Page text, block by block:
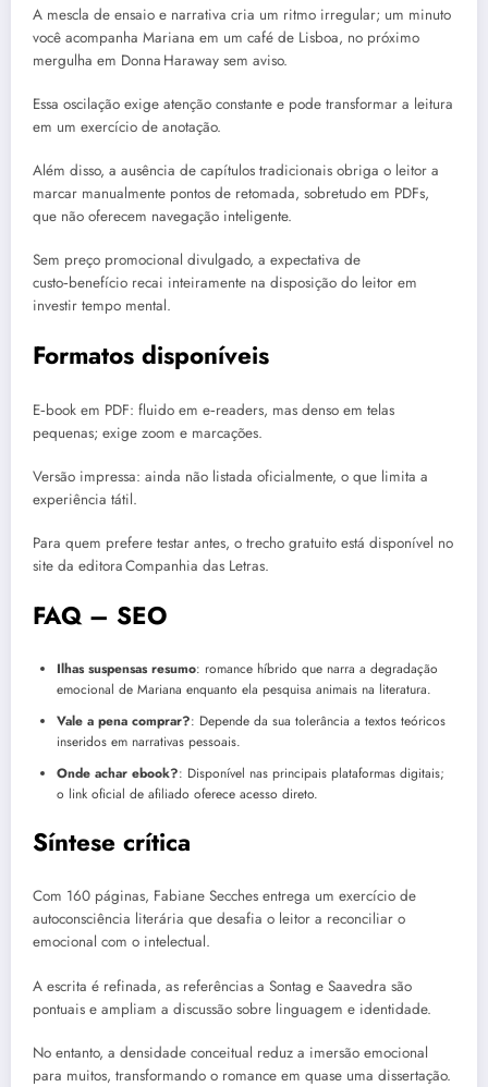
A mescla de ensaio e narrativa cria um ritmo irregular; um minuto
você acompanha Mariana em um café de Lisboa, no próximo
mergulha em Donna Haraway sem aviso.
Essa oscilação exige atenção constante e pode transformar a leitura
em um exercício de anotação.
Além disso, a ausência de capítulos tradicionais obriga o leitor a
marcar manualmente pontos de retomada, sobretudo em PDFs,
que não oferecem navegação inteligente.
Sem preço promocional divulgado, a expectativa de
custo‑benefício recai inteiramente na disposição do leitor em
investir tempo mental.
Formatos disponíveis
E‑book em PDF: fluido em e‑readers, mas denso em telas
pequenas; exige zoom e marcações.
Versão impressa: ainda não listada oficialmente, o que limita a
experiência tátil.
Para quem prefere testar antes, o trecho gratuito está disponível no
site da editora Companhia das Letras.
FAQ – SEO
Ilhas suspensas resumo: romance híbrido que narra a degradação
emocional de Mariana enquanto ela pesquisa animais na literatura.
Vale a pena comprar?: Depende da sua tolerância a textos teóricos
inseridos em narrativas pessoais.
Onde achar ebook?: Disponível nas principais plataformas digitais;
o link oficial de afiliado oferece acesso direto.
Síntese crítica
Com 160 páginas, Fabiane Secches entrega um exercício de
autoconsciência literária que desafia o leitor a reconciliar o
emocional com o intelectual.
A escrita é refinada, as referências a Sontag e Saavedra são
pontuais e ampliam a discussão sobre linguagem e identidade.
No entanto, a densidade conceitual reduz a imersão emocional
para muitos, transformando o romance em quase uma dissertação.